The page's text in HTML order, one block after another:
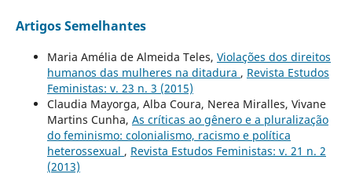
Artigos Semelhantes
Maria Amélia de Almeida Teles, Violações dos direitos
humanos das mulheres na ditadura , Revista Estudos
Feministas: v. 23 n. 3 (2015)
Claudia Mayorga, Alba Coura, Nerea Miralles, Vivane
Martins Cunha, As críticas ao gênero e a pluralização
do feminismo: colonialismo, racismo e política
heterossexual , Revista Estudos Feministas: v. 21 n. 2
(2013)